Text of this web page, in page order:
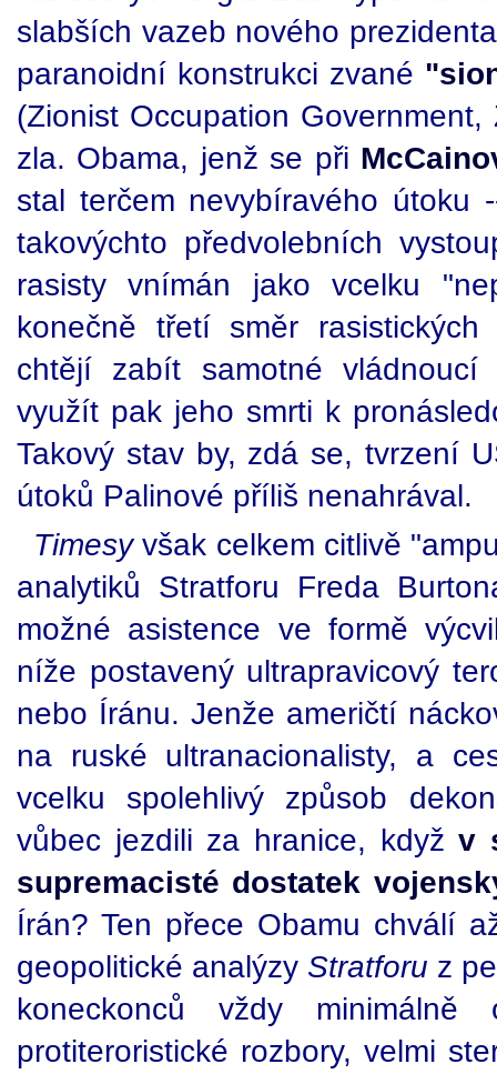
slabších vazeb nového
paranoidní konstrukci zvané
(Zionist Occupation
zla. Obama, jenž se při
stal terčem nevybíravého útoku
takovýchto předvolebních
rasisty vnímán jako vcelku
konečně třetí směr
chtějí zabít samotné
využít pak jeho smrti k
Takový stav by, zdá se, tvrzení
útoků Palinové příliš nenahrával.
Timesyvšak celkem citlivě
analytiků Stratforu Freda
možné asistence ve formě
níže postavený ultrapravicový
nebo Íránu. Jenže američtí
na ruské ultranacionalisty, a
vcelku spolehlivý způsob
vůbec jezdili za hranice, kdyžv
supremacisté dostatek
Írán? Ten přece Obamu chválí
geopolitické analýzy Stratforu z
koneckonců vždy
protiteroristické rozbory, velmi